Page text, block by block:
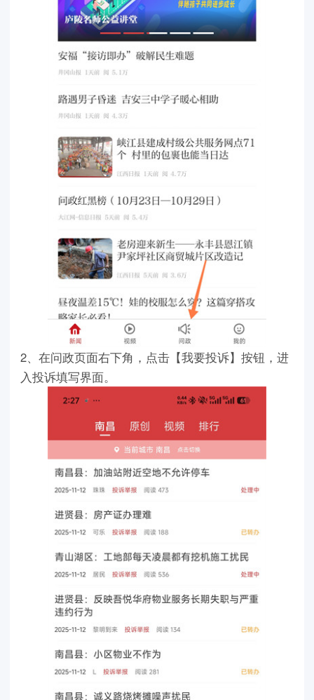
2、在问政页面右下角，点击【我要投诉】按钮，进
入投诉填写界面。